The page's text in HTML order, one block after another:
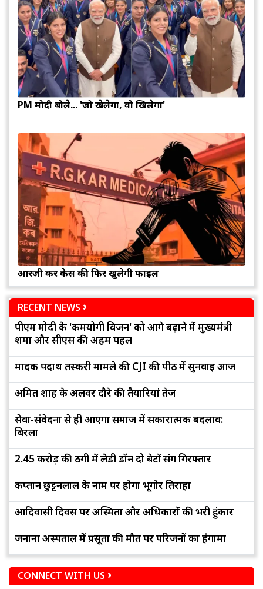
PM मोदी बोले... 'जो खेलेगा, वो खिलेगा'
आरजी कर केस की फिर खुलेगी फाइल
RECENT NEWS
पीएम मोदी के 'कर्मयोगी विजन' को आगे बढ़ाने में मुख्यमंत्री
शर्मा और सीएस की अहम पहल
मादक पदार्थ तस्करी मामले की CJI की पीठ में सुनवाई आज
अमित शाह के अलवर दौरे की तैयारियां तेज
सेवा-संवेदना से ही आएगा समाज में सकारात्मक बदलाव:
बिरला
2.45 करोड़ की ठगी में लेडी डॉन दो बेटों संग गिरफ्तार
कप्तान छुट्टनलाल के नाम पर होगा भूगोर तिराहा
आदिवासी दिवस पर अस्मिता और अधिकारों की भरी हुंकार
जनाना अस्पताल में प्रसूता की मौत पर परिजनों का हंगामा
CONNECT WITH US